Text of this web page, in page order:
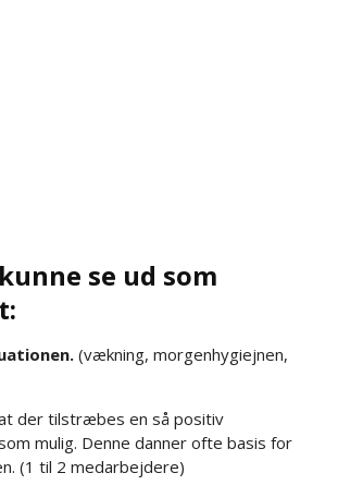
se ud som
(vækning, morgenhygiejnen,
der tilstræbes en så positiv
mulig. Denne danner ofte basis for
(1 til 2 medarbejdere)​